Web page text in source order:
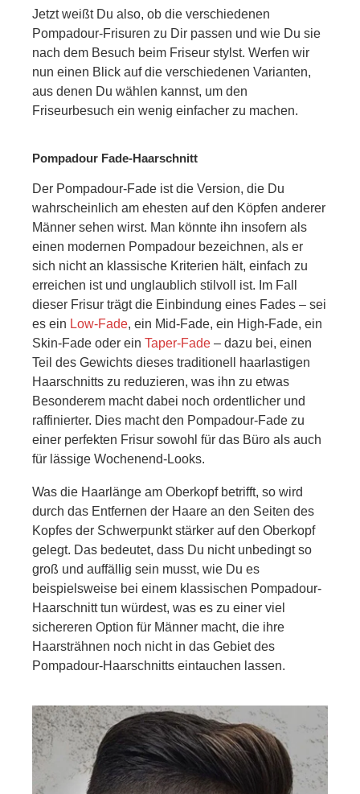
Jetzt weißt Du also, ob die verschiedenen
Pompadour-Frisuren zu Dir passen und wie Du sie
nach dem Besuch beim Friseur stylst. Werfen wir
nun einen Blick auf die verschiedenen Varianten,
aus denen Du wählen kannst, um den
Friseurbesuch ein wenig einfacher zu machen.
Pompadour Fade-Haarschnitt
Der Pompadour-Fade ist die Version, die Du
wahrscheinlich am ehesten auf den Köpfen anderer
Männer sehen wirst. Man könnte ihn insofern als
einen modernen Pompadour bezeichnen, als er
sich nicht an klassische Kriterien hält, einfach zu
erreichen ist und unglaublich stilvoll ist. Im Fall
dieser Frisur trägt die Einbindung eines Fades – sei
es ein Low-Fade, ein Mid-Fade, ein High-Fade, ein
Skin-Fade oder ein Taper-Fade – dazu bei, einen
Teil des Gewichts dieses traditionell haarlastigen
Haarschnitts zu reduzieren, was ihn zu etwas
Besonderem macht dabei noch ordentlicher und
raffinierter. Dies macht den Pompadour-Fade zu
einer perfekten Frisur sowohl für das Büro als auch
für lässige Wochenend-Looks.
Was die Haarlänge am Oberkopf betrifft, so wird
durch das Entfernen der Haare an den Seiten des
Kopfes der Schwerpunkt stärker auf den Oberkopf
gelegt. Das bedeutet, dass Du nicht unbedingt so
groß und auffällig sein musst, wie Du es
beispielsweise bei einem klassischen Pompadour-
Haarschnitt tun würdest, was es zu einer viel
sichereren Option für Männer macht, die ihre
Haarsträhnen noch nicht in das Gebiet des
Pompadour-Haarschnitts eintauchen lassen.